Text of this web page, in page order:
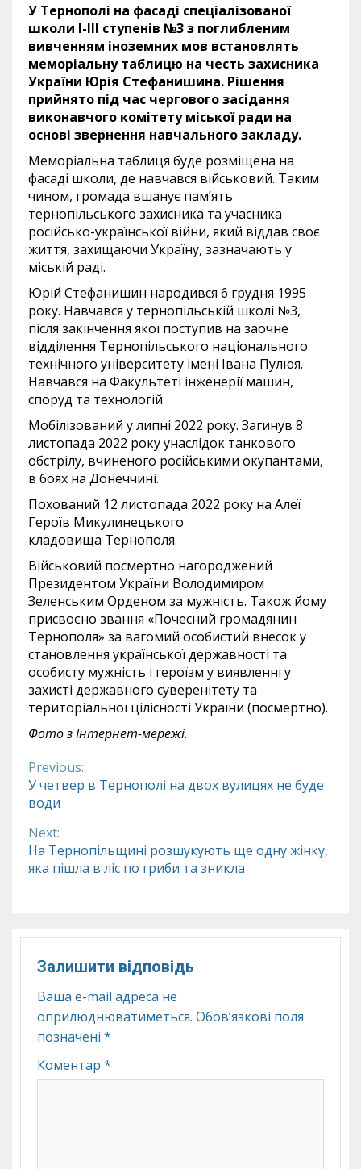
У Тернополі на фасаді спеціалізованої
школи I-III ступенів №3 з поглибленим
вивченням іноземних мов встановлять
меморіальну таблицю на честь захисника
України Юрія Стефанишина. Рішення
прийнято під час чергового засідання
виконавчого комітету міської ради на
основі звернення навчального закладу.
Меморіальна таблиця буде розміщена на
фасаді школи, де навчався військовий. Таким
чином, громада вшанує пам’ять
тернопільського захисника та учасника
російсько-української війни, який віддав своє
життя, захищаючи Україну, зазначають у
міській раді.
Юрій Стефанишин народився 6 грудня 1995
року. Навчався у тернопільській школі №3,
після закінчення якої поступив на заочне
відділення Тернопільського національного
технічного університету імені Івана Пулюя.
Навчався на Факультеті інженерії машин,
споруд та технологій.
Мобілізований у липні 2022 року. Загинув 8
листопада 2022 року унаслідок танкового
обстрілу, вчиненого російськими окупантами,
в боях на Донеччині.
Похований 12 листопада 2022 року на Алеї
Героїв Микулинецького
кладовища Тернополя.
Військовий посмертно нагороджений
Президентом України Володимиром
Зеленським Орденом за мужність. Також йому
присвоєно звання «Почесний громадянин
Тернополя» за вагомий особистий внесок у
становлення української державності та
особисту мужність і героїзм у виявленні у
захисті державного суверенітету та
територіальної цілісності України (посмертно).
Фото з Інтернет-мережі.
Continue
Reading
Previous:
У четвер в Тернополі на двох вулицях не буде
води
Next:
На Тернопільщині розшукують ще одну жінку,
яка пішла в ліс по гриби та зникла
Залишити відповідь
Ваша e-mail адреса не
оприлюднюватиметься. Обов’язкові поля
позначені *
Коментар *